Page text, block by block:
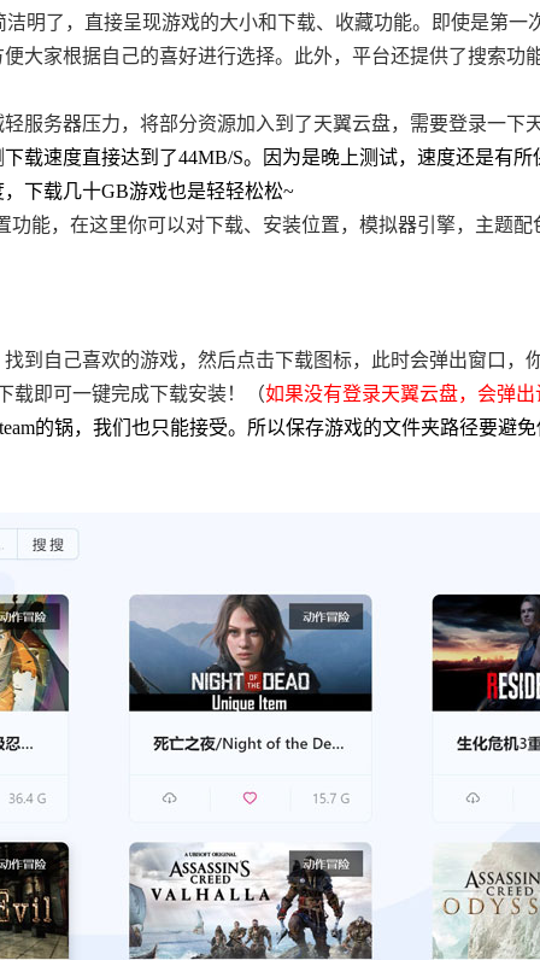
洁明了，直接呈现游戏的大小和下载、收藏功能。即使是第一
大家根据自己的喜好进行选择。此外，平台还提供了搜索功
服务器压力，将部分资源加入到了天翼云盘，需要登录一下
下载速度直接达到了44MB/S。因为是晚上测试，速度还是有所
下载几十GB游戏也是轻轻松松~
功能，在这里你可以对下载、安装位置，模拟器引擎，主题配
找到自己喜欢的游戏，然后点击下载图标，此时会弹出窗口，
载即可一键完成下载安装！（如果没有登录天翼云盘，会弹出
的锅，我们也只能接受。所以保存游戏的文件夹路径要避免